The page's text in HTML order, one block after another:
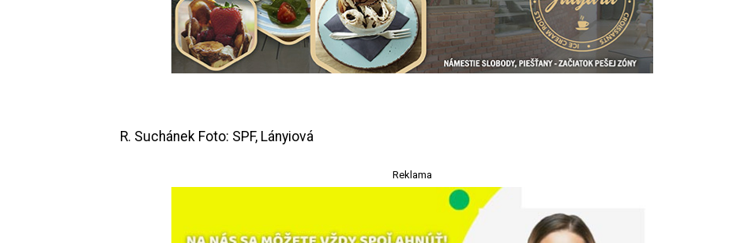
R. Suchánek Foto: SPF, Lányiová
Reklama